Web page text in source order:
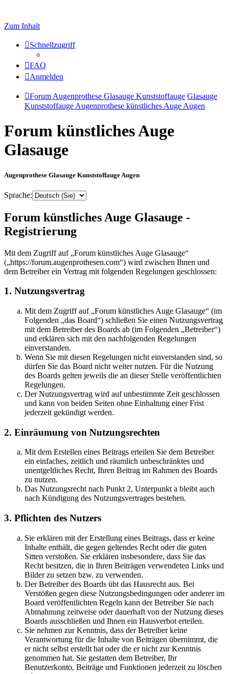
Zum Inhalt
Schnellzugriff
FAQ
Anmelden
Forum Augenprothese Glasauge Kunststoffauge Glasauge
Kunststoffauge Augenprothese künstliches Auge Augen
Forum künstliches Auge
Glasauge
Augenprothese Glasauge Kunststoffauge Augen
Sprache:
Forum künstliches Auge Glasauge -
Registrierung
Mit dem Zugriff auf „Forum künstliches Auge Glasauge“
(„https://forum.augenprothesen.com“) wird zwischen Ihnen und
dem Betreiber ein Vertrag mit folgenden Regelungen geschlossen:
1. Nutzungsvertrag
Mit dem Zugriff auf „Forum künstliches Auge Glasauge“ (im
Folgenden „das Board“) schließen Sie einen Nutzungsvertrag
mit dem Betreiber des Boards ab (im Folgenden „Betreiber“)
und erklären sich mit den nachfolgenden Regelungen
einverstanden.
Wenn Sie mit diesen Regelungen nicht einverstanden sind, so
dürfen Sie das Board nicht weiter nutzen. Für die Nutzung
des Boards gelten jeweils die an dieser Stelle veröffentlichten
Regelungen.
Der Nutzungsvertrag wird auf unbestimmte Zeit geschlossen
und kann von beiden Seiten ohne Einhaltung einer Frist
jederzeit gekündigt werden.
2. Einräumung von Nutzungsrechten
Mit dem Erstellen eines Beitrags erteilen Sie dem Betreiber
ein einfaches, zeitlich und räumlich unbeschränktes und
unentgeltliches Recht, Ihren Beitrag im Rahmen des Boards
zu nutzen.
Das Nutzungsrecht nach Punkt 2, Unterpunkt a bleibt auch
nach Kündigung des Nutzungsvertrages bestehen.
3. Pflichten des Nutzers
Sie erklären mit der Erstellung eines Beitrags, dass er keine
Inhalte enthält, die gegen geltendes Recht oder die guten
Sitten verstoßen. Sie erklären insbesondere, dass Sie das
Recht besitzen, die in Ihren Beiträgen verwendeten Links und
Bilder zu setzen bzw. zu verwenden.
Der Betreiber des Boards übt das Hausrecht aus. Bei
Verstößen gegen diese Nutzungsbedingungen oder anderer im
Board veröffentlichten Regeln kann der Betreiber Sie nach
Abmahnung zeitweise oder dauerhaft von der Nutzung dieses
Boards ausschließen und Ihnen ein Hausverbot erteilen.
Sie nehmen zur Kenntnis, dass der Betreiber keine
Verantwortung für die Inhalte von Beiträgen übernimmt, die
er nicht selbst erstellt hat oder die er nicht zur Kenntnis
genommen hat. Sie gestatten dem Betreiber, Ihr
Benutzerkonto, Beiträge und Funktionen jederzeit zu löschen